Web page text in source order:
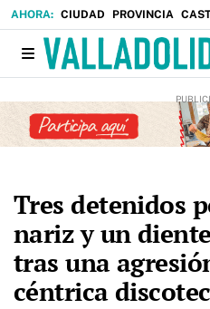
CIUDAD PROVINCIA
Tres detenidos
nariz y un
tras una
céntrica